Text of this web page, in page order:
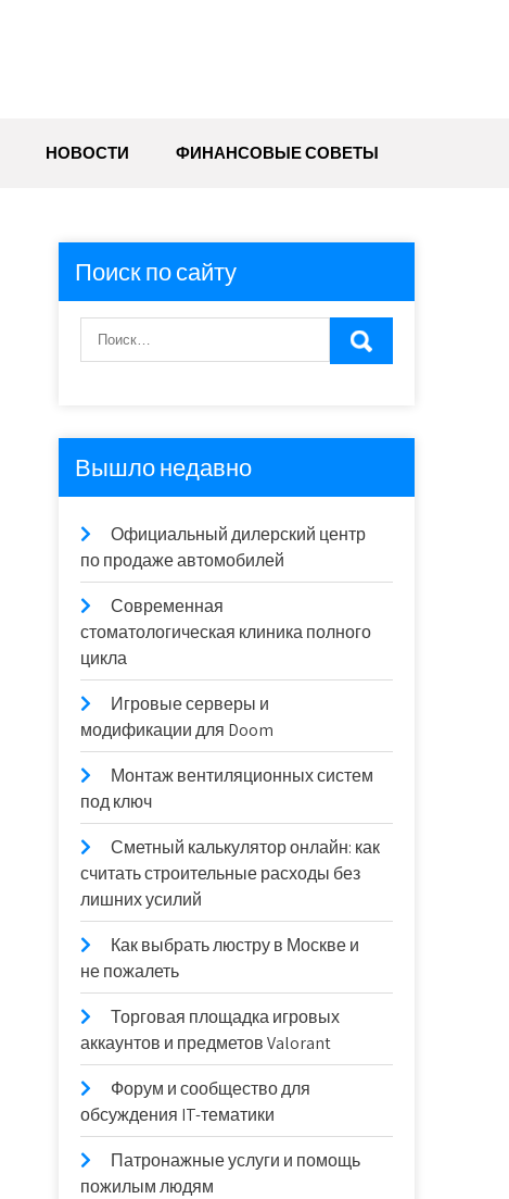
НОВОСТИ ФИНАНСОВЫЕ СОВЕТЫ
Поиск по сайту
Вышло недавно
Официальный дилерский центр
по продаже автомобилей
Современная
стоматологическая клиника полного
цикла
Игровые серверы и
модификации для Doom
Монтаж вентиляционных систем
под ключ
Сметный калькулятор онлайн: как
считать строительные расходы без
лишних усилий
Как выбрать люстру в Москве и
не пожалеть
Торговая площадка игровых
аккаунтов и предметов Valorant
Форум и сообщество для
обсуждения IT-тематики
Патронажные услуги и помощь
пожилым людям